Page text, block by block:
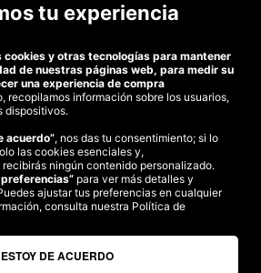
modificación de sus datos, pedimos nos lo
con la finalidad de mantener su solicitud
establece la Ley, a la dirección: Avda. Ribera de
- Bizkaia
©2026 Colectivia
|Política de privacidad|Política de cookies
turismo de verano 2020
tu experiencia
cookies y otras tecnologías para mantener
de nuestras páginas web, para medir su
una experiencia de compra
recopilamos información sobre los usuarios,
dispositivos.
acuerdo”, nos das tu consentimiento; si lo
las cookies esenciales y,
ningún contenido personalizado.
para ver más detalles y
ajustar tus preferencias en cualquier
consulta nuestra Política de
ESTOY DE ACUERDO